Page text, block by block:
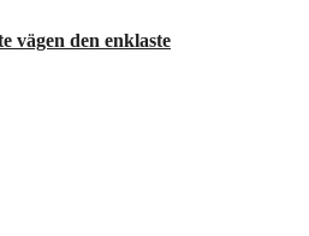
vägen den enklaste